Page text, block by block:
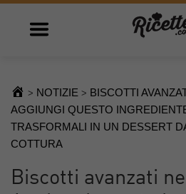
Open main menu
> NOTIZIE > BISCOTTI
AGGIUNGI QUESTO
TRASFORMALI IN UN DESSERT
COTTURA
Biscotti avanzati